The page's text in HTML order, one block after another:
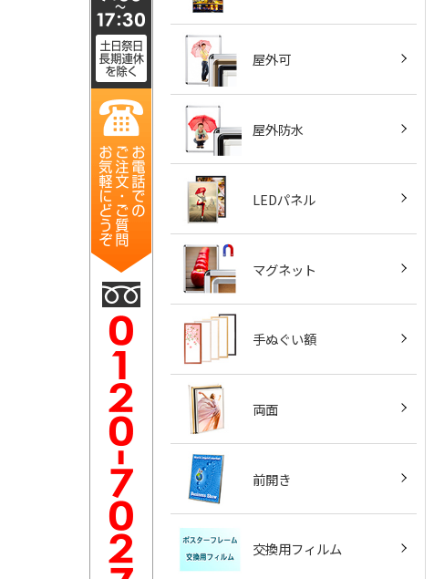
屋外可
屋外防水
LEDパネル
マグネット
手ぬぐい額
両面
前開き
交換用フィルム